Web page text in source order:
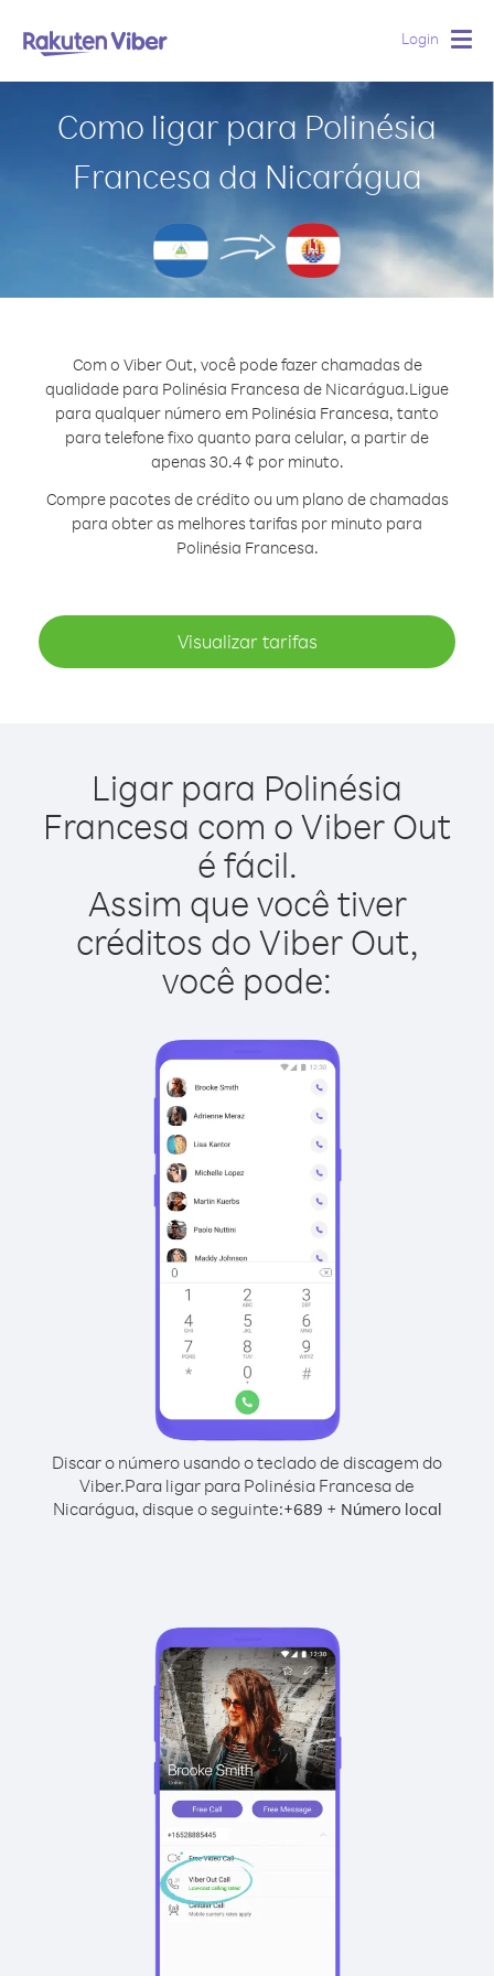
Login
Como ligar para Polinésia
Francesa da Nicarágua
Com o Viber Out, você pode fazer chamadas de
qualidade para Polinésia Francesa de Nicarágua.Ligue
para qualquer número em Polinésia Francesa, tanto
para telefone fixo quanto para celular, a partir de
apenas 30.4 ¢ por minuto.
Compre pacotes de crédito ou um plano de chamadas
para obter as melhores tarifas por minuto para
Polinésia Francesa.
Visualizar tarifas
Ligar para Polinésia
Francesa com o Viber Out
é fácil.
Assim que você tiver
créditos do Viber Out,
você pode:
Discar o número usando o teclado de discagem do
Viber.Para ligar para Polinésia Francesa de
Nicarágua, disque o seguinte:+689 + Número local